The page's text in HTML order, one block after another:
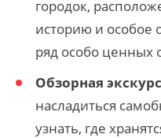
городок,
историю и особое
ряд особо ценных
Обзорная
насладиться
узнать, где